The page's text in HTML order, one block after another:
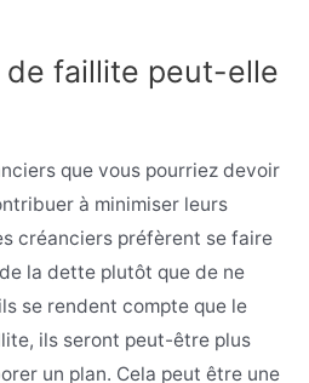
de faillite peut-elle
que vous pourriez devoir
à minimiser leurs
créanciers préfèrent se faire
la dette plutôt que de ne
se rendent compte que le
ils seront peut-être plus
un plan. Cela peut être une